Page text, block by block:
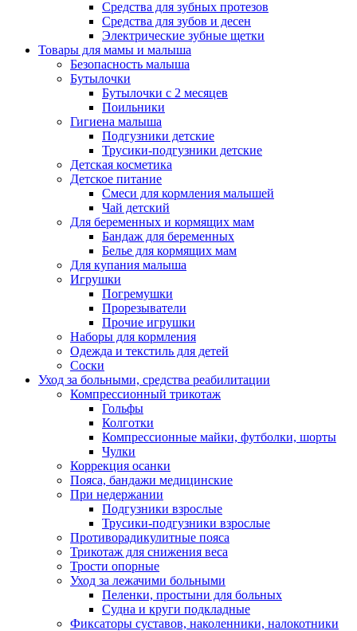
Средства для зубных протезов
Средства для зубов и десен
Электрические зубные щетки
Товары для мамы и малыша
Безопасность малыша
Бутылочки
Бутылочки с 2 месяцев
Поильники
Гигиена малыша
Подгузники детские
Трусики-подгузники детские
Детская косметика
Детское питание
Смеси для кормления малышей
Чай детский
Для беременных и кормящих мам
Бандаж для беременных
Белье для кормящих мам
Для купания малыша
Игрушки
Погремушки
Прорезыватели
Прочие игрушки
Наборы для кормления
Одежда и текстиль для детей
Соски
Уход за больными, средства реабилитации
Компрессионный трикотаж
Гольфы
Колготки
Компрессионные майки, футболки, шорты
Чулки
Коррекция осанки
Пояса, бандажи медицинские
При недержании
Подгузники взрослые
Трусики-подгузники взрослые
Противорадикулитные пояса
Трикотаж для снижения веса
Трости опорные
Уход за лежачими больными
Пеленки, простыни для больных
Судна и круги подкладные
Фиксаторы суставов, наколенники, налокотники